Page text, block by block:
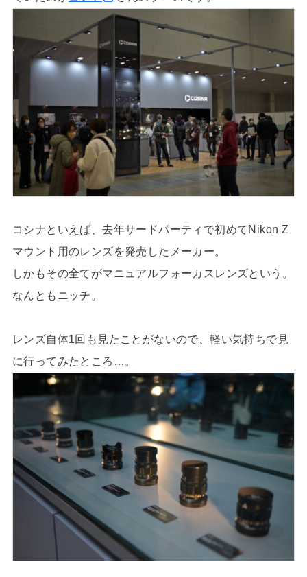
コシナといえば、去年サードパーティで初めてNikon Z
マウント用のレンズを発売したメーカー。
しかもその全てがマニュアルフォーカスレンズという。
なんともニッチ。
レンズ自体1回も見たことがないので、軽い気持ちで見
に行ってみたところ…。